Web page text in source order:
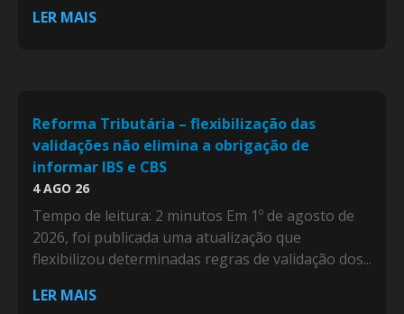
LER MAIS
Reforma Tributária – flexibilização das
validações não elimina a obrigação de
informar IBS e CBS
4 AGO 26
Tempo de leitura: 2 minutos Em 1º de agosto de
2026, foi publicada uma atualização que
flexibilizou determinadas regras de validação dos...
LER MAIS